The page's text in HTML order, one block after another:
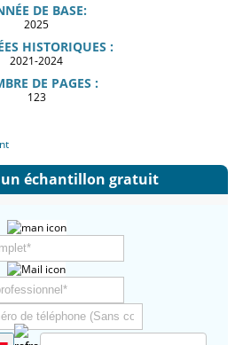
DE BASE:
2025
HISTORIQUES :
2021-2024
DE PAGES :
123
un échantillon gratuit